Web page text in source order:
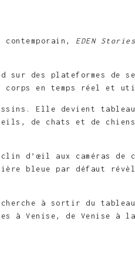
EDEN Stories
des plateformes de sex
en temps réel et
Elle devient
de chats et de
clin d’œil aux caméras
bleue par défaut
à sortir du
à Venise, de Venise à